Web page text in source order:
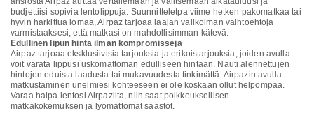
budjettiisi sopivia lentolippuja. Suunnitteletpa viime hetken pakomatkaa tai
hyvin harkittua lomaa, Airpaz tarjoaa laajan valikoiman vaihtoehtoja
varmistaaksesi, että matkasi on mahdollisimman kätevä.
Edullinen lipun hinta ilman kompromisseja
Airpaz tarjoaa eksklusiivisia tarjouksia ja erikoistarjouksia, joiden avulla
voit varata lippusi uskomattoman edulliseen hintaan. Nauti alennettujen
hintojen eduista laadusta tai mukavuudesta tinkimättä. Airpazin avulla
matkustaminen unelmiesi kohteeseen ei ole koskaan ollut helpompaa.
Varaa halpa lentosi Airpazilta, niin saat poikkeuksellisen
matkakokemuksen ja lyömättömät säästöt.